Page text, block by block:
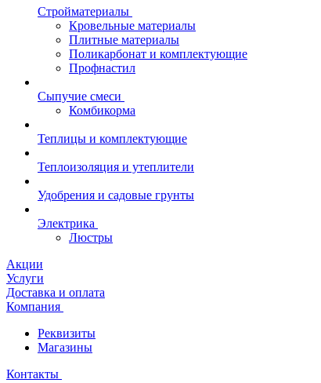
Стройматериалы
Кровельные материалы
Плитные материалы
Поликарбонат и комплектующие
Профнастил
Сыпучие смеси
Комбикорма
Теплицы и комплектующие
Теплоизоляция и утеплители
Удобрения и садовые грунты
Электрика
Люстры
Акции
Услуги
Доставка и оплата
Компания
Реквизиты
Магазины
Контакты